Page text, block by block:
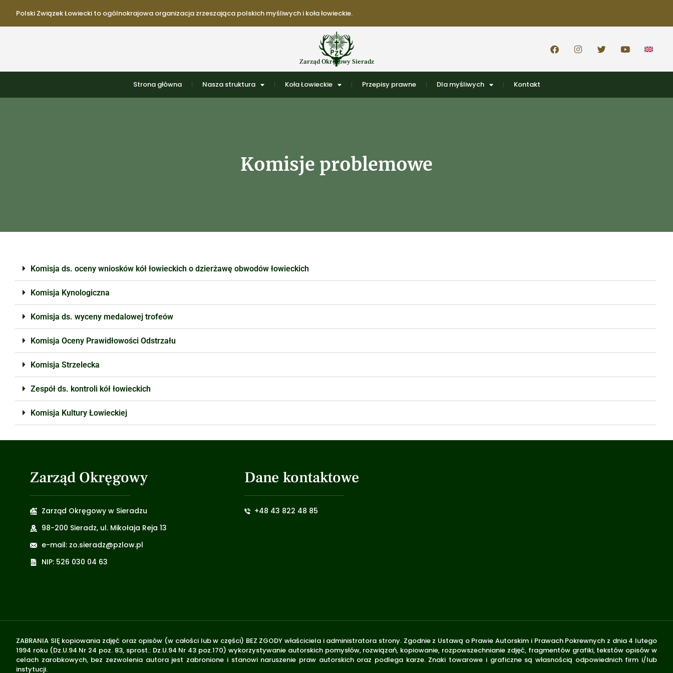
Polski Związek Łowiecki to ogólnokrajowa organizacja zrzeszająca polskich myśliwych i koła łowieckie.
Zarząd Okręgowy Sieradz
Strona główna Nasza struktura Koła Łowieckie Przepisy prawne Dla myśliwych Kontakt
Komisje problemowe
Komisja ds. oceny wniosków kół łowieckich o dzierżawę obwodów łowieckich
Komisja Kynologiczna
Komisja ds. wyceny medalowej trofeów
Komisja Oceny Prawidłowości Odstrzału
Komisja Strzelecka
Zespół ds. kontroli kół łowieckich
Komisja Kultury Łowieckiej
Zarząd Okręgowy
Zarząd Okręgowy w Sieradzu
98-200 Sieradz, ul. Mikołaja Reja 13
e-mail: zo.sieradz@pzlow.pl
NIP: 526 030 04 63
Dane kontaktowe
+48 43 822 48 85
ZABRANIA SIĘ kopiowania zdjęć oraz opisów (w całości lub w części) BEZ ZGODY właściciela i administratora strony. Zgodnie z Ustawą o Prawie Autorskim i Prawach Pokrewnych z dnia 4 lutego
1994 roku (Dz.U.94 Nr 24 poz. 83, sprost.: Dz.U.94 Nr 43 poz.170) wykorzystywanie autorskich pomysłów, rozwiązań, kopiowanie, rozpowszechnianie zdjęć, fragmentów grafiki, tekstów opisów w
celach zarobkowych, bez zezwolenia autora jest zabronione i stanowi naruszenie praw autorskich oraz podlega karze. Znaki towarowe i graficzne są własnością odpowiednich firm i/lub
instytucji.